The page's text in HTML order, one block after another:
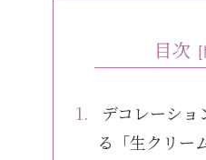
目次
デコレーシ
る「生クリー